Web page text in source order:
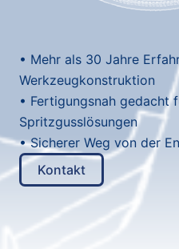
• Mehr als 30 Jahre
Werkzeugkonstruktion
• Fertigungsnah gedacht
Spritzgusslösungen
• Sicherer Weg von der
Kontakt